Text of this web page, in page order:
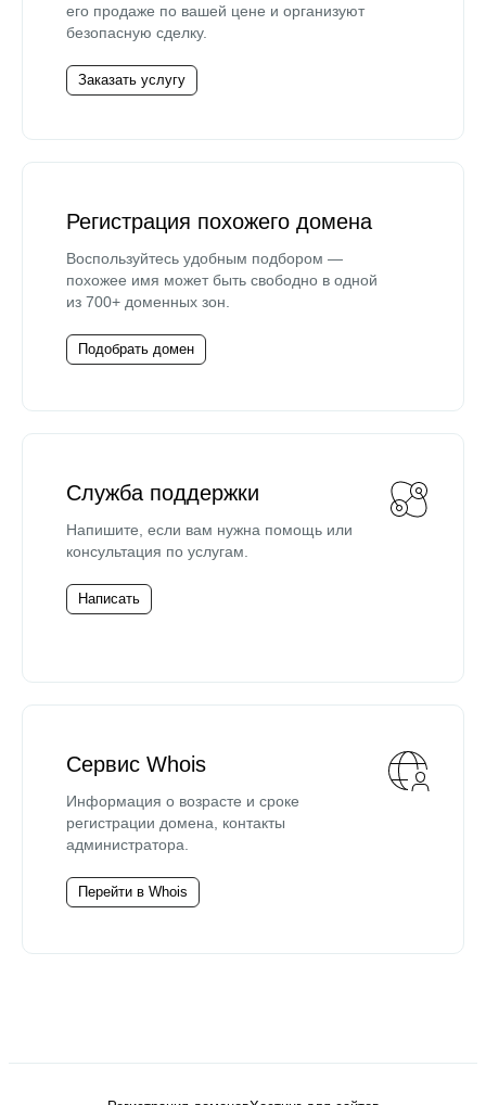
его продаже по вашей цене и организуют
безопасную сделку.
Заказать услугу
Регистрация похожего домена
Воспользуйтесь удобным подбором —
похожее имя может быть свободно в одной
из 700+ доменных зон.
Подобрать домен
Служба поддержки
Напишите, если вам нужна помощь или
консультация по услугам.
Написать
Сервис Whois
Информация о возрасте и сроке
регистрации домена, контакты
администратора.
Перейти в Whois